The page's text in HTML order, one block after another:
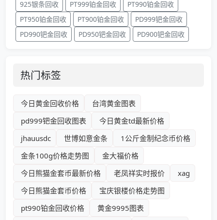
925银条回收
PT999铂金回收
PT990铂金回收
PT950铂金回收
PT900铂金回收
PD999钯金回收
PD990钯金回收
PD950钯金回收 PD900钯金回收
热门标签
今日黄金回收价格
台湾黄金图表
pd999钯金回收图表
今日黄金td最新价格
jhauusdc
世博如意金条
1公斤金制纪念币价格
金条100g价格走势图
金大福价格
今日熊猫金套币最新价格
老凤祥实时报价
xag
今日熊猫金套币价格
宝庆银楼价格走势图
pt990铂金回收价格
黄金9995图表